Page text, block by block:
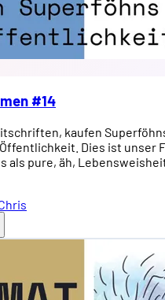
#14
kaufen
Dies ist unser
als pure, äh,